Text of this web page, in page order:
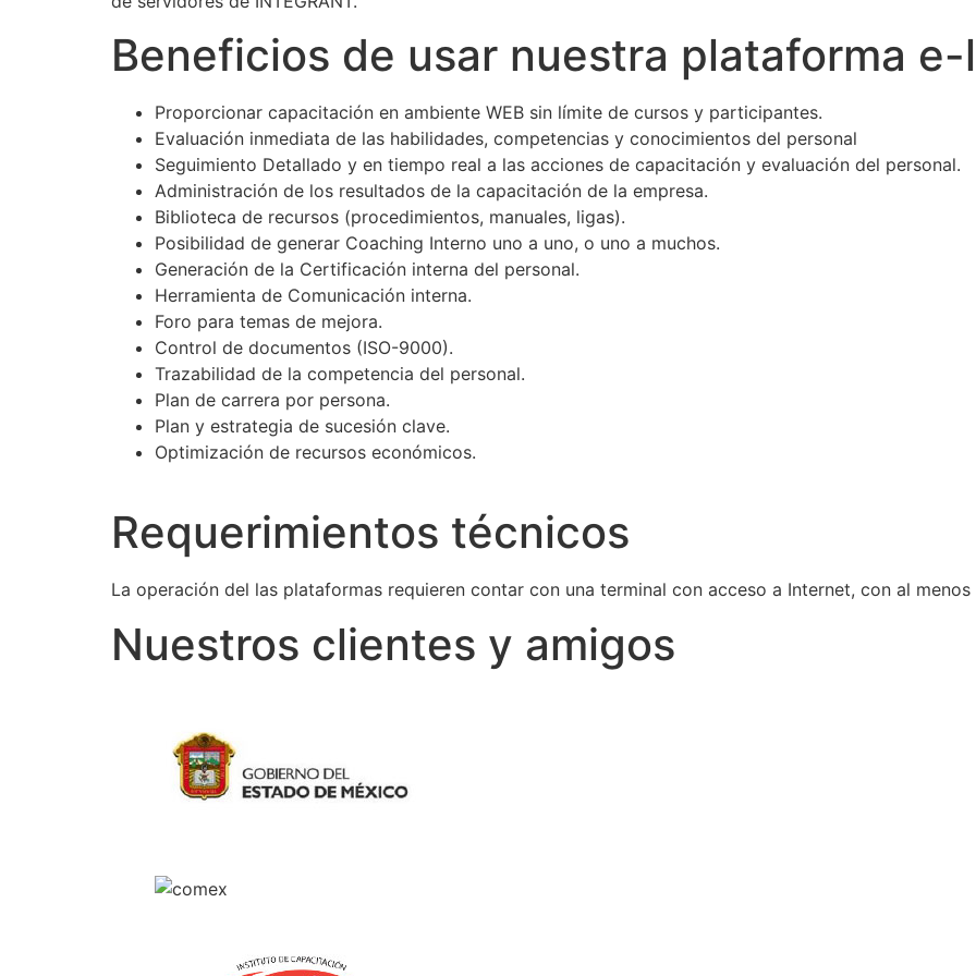
Beneficios de usar nuestra plataforma
Proporcionar capacitación en ambiente WEB sin límite de cursos y participantes.
Evaluación inmediata de las habilidades, competencias y conocimientos del personal
Seguimiento Detallado y en tiempo real a las acciones de capacitación y evaluación del personal.
Administración de los resultados de la capacitación de la empresa.
Biblioteca de recursos (procedimientos, manuales, ligas).
Posibilidad de generar Coaching Interno uno a uno, o uno a muchos.
Generación de la Certificación interna del personal.
Herramienta de Comunicación interna.
Foro para temas de mejora.
Control de documentos (ISO-9000).
Trazabilidad de la competencia del personal.
Plan de carrera por persona.
Plan y estrategia de sucesión clave.
Optimización de recursos económicos.
Requerimientos técnicos
La operación del las plataformas requieren contar con una terminal con acceso a Internet, con al
Nuestros clientes y amigos